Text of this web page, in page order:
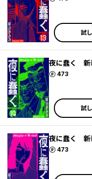
試
夜に蠢く
473
ポイント
試
夜に蠢く
473
ポイント